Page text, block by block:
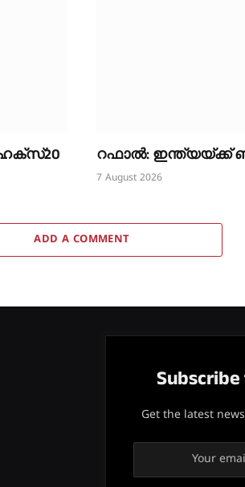
റഫാൽ:
7 August 2026
ADD A COMMENT
Get the latest